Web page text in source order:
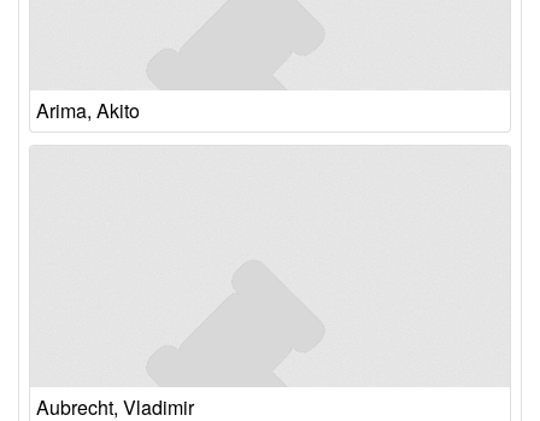
Arima, Akito
Aubrecht, Vladimir